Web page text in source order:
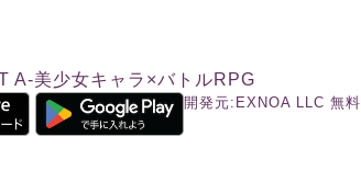
A-美少女キャラ×バトルRPG
開発元: EXNOA LLC 無料